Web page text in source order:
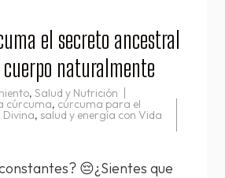
el secreto ancestral
naturalmente
, Salud y Nutrición
cúrcuma, cúrcuma para el
, salud y energía con Vida
😔¿Sientes que